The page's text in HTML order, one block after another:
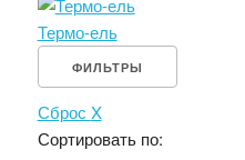
Термо-ель
ФИЛЬТРЫ
Сброс X
Сортировать по: